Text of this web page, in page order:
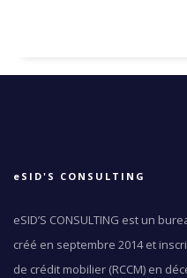
eSID'S CONSULTING
eSID’S CONSULTING est un
créé en septembre 2014 et
de crédit mobilier (RCCM) en